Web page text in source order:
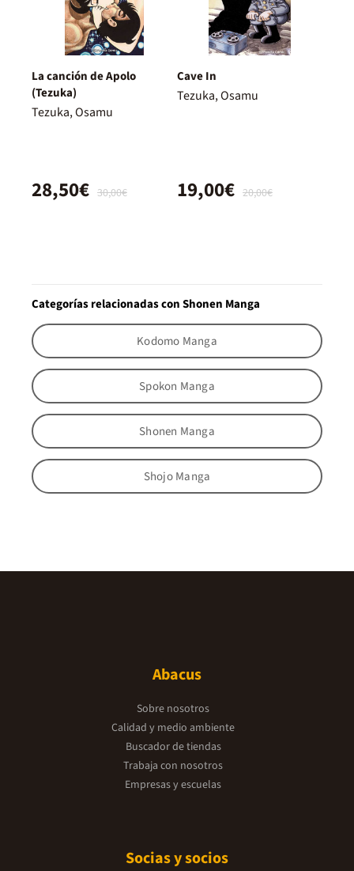
La canción de Apolo
(Tezuka)
Tezuka, Osamu
30,00€
28,50€
Cave In
Tezuka, Osamu
20,00€
19,00€
Categorías relacionadas con Shonen Manga
Kodomo Manga
Spokon Manga
Shonen Manga
Shojo Manga
Abacus
Sobre nosotros
Calidad y medio ambiente
Buscador de tiendas
Trabaja con nosotros
Empresas y escuelas
Socias y socios